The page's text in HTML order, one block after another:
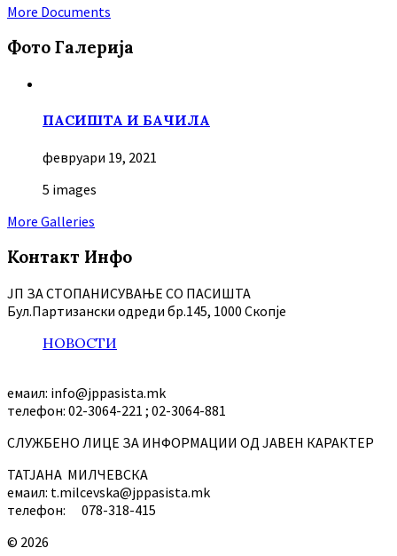
More Documents
Фото Галерија
ПАСИШТА И БАЧИЛА
февруари 19, 2021
5 images
More Galleries
Контакт Инфо
ЈП ЗА СТОПАНИСУВАЊЕ СО ПАСИШТА
Бул.Партизански oдреди бр.145, 1000 Скопје
НОВОСТИ
емаил: info@jppasista.mk
телефон: 02-3064-221 ; 02-3064-881
СЛУЖБЕНО ЛИЦЕ ЗА ИНФОРМАЦИИ ОД ЈАВЕН КАРАКТЕР
ТАТЈАНА МИЛЧЕВСКА
емаил: t.milcevska@jppasista.mk
телефон: 078-318-415
© 2026